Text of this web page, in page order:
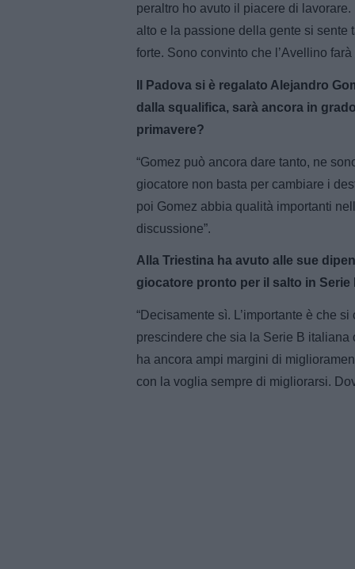
peraltro ho avuto il piacere di
alto e la passione della gente si sente
forte. Sono convinto che l’Avellino farà
Il Padova si è regalato Alejandro
dalla squalifica, sarà ancora in
primavere?
“Gomez può ancora dare tanto, ne
giocatore non basta per cambiare i
poi Gomez abbia qualità importanti
discussione”.
Alla Triestina ha avuto alle sue
giocatore pronto per il salto in Serie
“Decisamente sì. L’importante è che
prescindere che sia la Serie B
ha ancora ampi margini di
con la voglia sempre di migliorarsi.